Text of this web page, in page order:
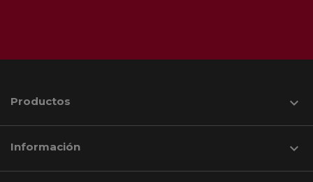
Productos 
Información 